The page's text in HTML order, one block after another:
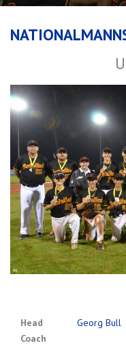
Head
Coach
Georg Bull